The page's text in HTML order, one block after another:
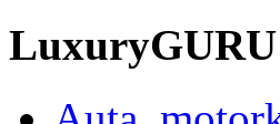
LuxuryGURU